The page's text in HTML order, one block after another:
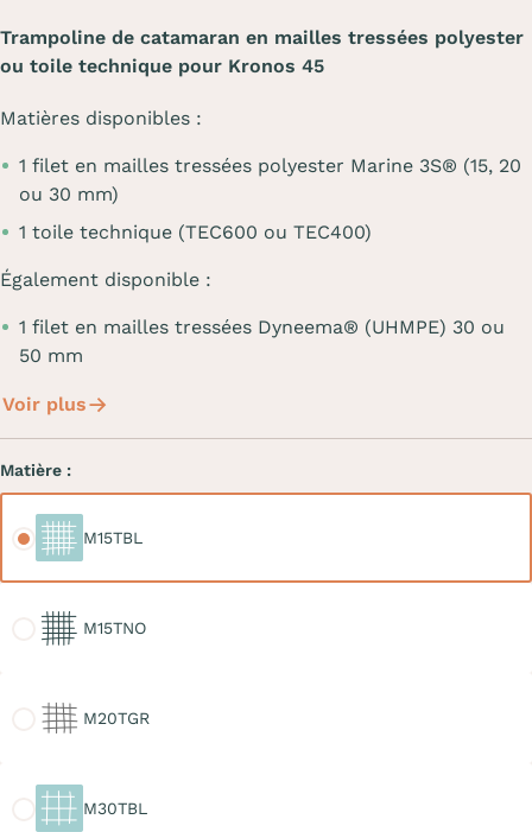
Trampoline de catamaran en mailles tressées polyester
ou toile technique pour Kronos 45
Matières disponibles :
1 filet en mailles tressées polyester Marine 3S® (15, 20
ou 30 mm)
1 toile technique (TEC600 ou TEC400)
Également disponible :
1 filet en mailles tressées Dyneema® (UHMPE) 30 ou
50 mm
Voir plus
Matière :
M15TBL
M15TNO
M20TGR
M30TBL